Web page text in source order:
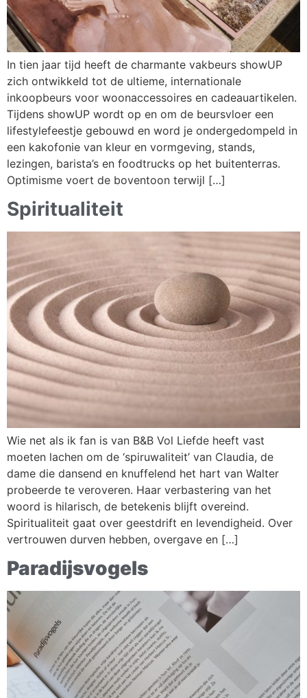
In tien jaar tijd heeft de charmante vakbeurs showUP
zich ontwikkeld tot de ultieme, internationale
inkoopbeurs voor woonaccessoires en cadeauartikelen.
Tijdens showUP wordt op en om de beursvloer een
lifestylefeestje gebouwd en word je ondergedompeld in
een kakofonie van kleur en vormgeving, stands,
lezingen, barista’s en foodtrucks op het buitenterras.
Optimisme voert de boventoon terwijl […]
Spiritualiteit
Wie net als ik fan is van B&B Vol Liefde heeft vast
moeten lachen om de ‘spiruwaliteit’ van Claudia, de
dame die dansend en knuffelend het hart van Walter
probeerde te veroveren. Haar verbastering van het
woord is hilarisch, de betekenis blijft overeind.
Spiritualiteit gaat over geestdrift en levendigheid. Over
vertrouwen durven hebben, overgave en […]
Paradijsvogels